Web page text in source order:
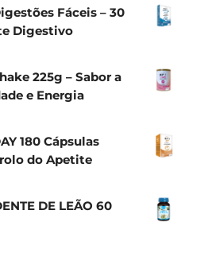
Fáceis – 30
Digestivo
225g – Sabor a
e Energia
180 Cápsulas
do Apetite
DE LEÃO 60